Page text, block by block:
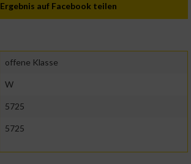
Ergebnis auf Facebook teilen
offene Klasse
W
5725
5725